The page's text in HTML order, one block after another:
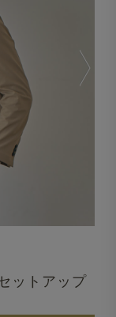
ットアップ